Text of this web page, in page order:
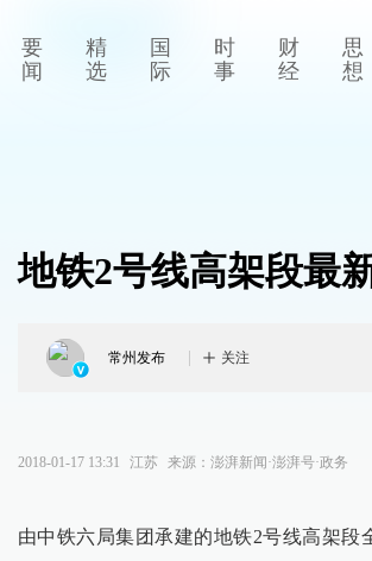
要
闻
精
选
国
际
时
事
财
经
思
想
地铁2号线高架段最
常州发布 关注
2018-01-17 13:31 江苏 来源： 澎湃新闻·澎湃号·政务
由中铁六局集团承建的地铁2号线高架